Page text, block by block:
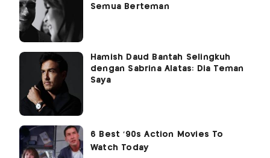
Semua Berteman
Hamish Daud Bantah Selingkuh
dengan Sabrina Alatas: Dia Teman
Saya